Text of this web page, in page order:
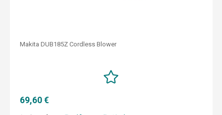
Makita DUB185Z Cordless Blower
69,60 €